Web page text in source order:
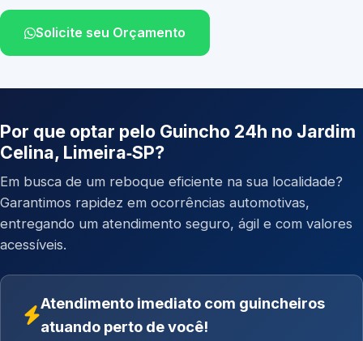
Solicite seu Orçamento
Por que optar pelo Guincho 24h no Jardim
Celina, Limeira‑SP?
Em busca de um reboque eficiente na sua localidade?
Garantimos rapidez em ocorrências automotivas,
entregando um atendimento seguro, ágil e com valores
acessíveis.
Atendimento imediato com guincheiros
atuando perto de você!